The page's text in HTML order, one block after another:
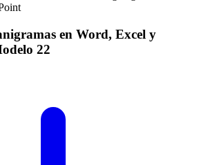
en Word, Excel y
22